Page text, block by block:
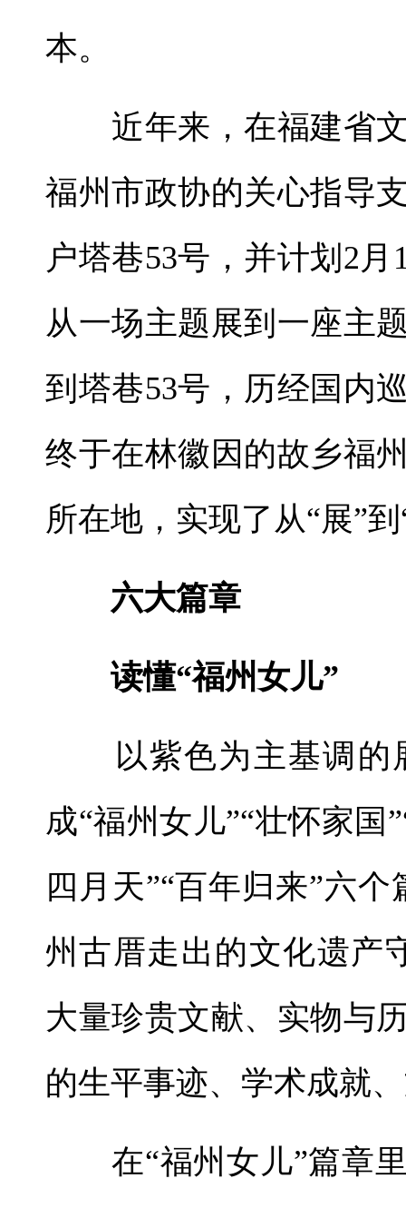
本。
近年来，在福建省文
福州市政协的关心指导
户塔巷53号，并计划2
从一场主题展到一座主
到塔巷53号，历经国内
终于在林徽因的故乡福
所在地，实现了从“展”
六大篇章
读懂“福州女儿”
以紫色为主基调的
成“福州女儿”“壮怀家国
四月天”“百年归来”六
州古厝走出的文化遗产
大量珍贵文献、实物与
的生平事迹、学术成就
在“福州女儿”篇章里